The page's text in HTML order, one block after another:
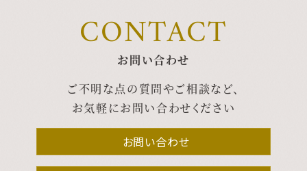
CONTACT
お問い合わせ
ご不明な点の質問やご相談など、
お気軽にお問い合わせください
お問い合わせ